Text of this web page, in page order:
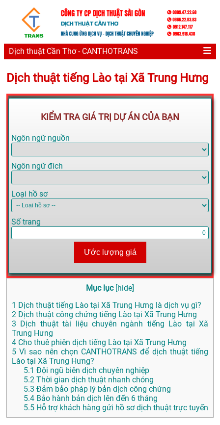
Dịch thuật Cần Thơ - CANTHOTRANS
Dịch thuật tiếng Lào tại Xã Trung Hưng
KIỂM TRA GIÁ TRỊ DỰ ÁN CỦA BẠN
Ngôn ngữ nguồn
Ngôn ngữ đích
Loại hồ sơ
Số trang
Ước lượng giá
Mục lục [hide]
1 Dịch thuật tiếng Lào tại Xã Trung Hưng là dịch vụ gì?
2 Dịch thuật công chứng tiếng Lào tại Xã Trung Hưng
3 Dịch thuật tài liệu chuyên ngành tiếng Lào tại Xã
Trung Hưng
4 Cho thuê phiên dịch tiếng Lào tại Xã Trung Hưng
5 Vì sao nên chọn CANTHOTRANS để dịch thuật tiếng
Lào tại Xã Trung Hưng?
5.1 Đội ngũ biên dịch chuyên nghiệp
5.2 Thời gian dịch thuật nhanh chóng
5.3 Đảm bảo pháp lý bản dịch công chứng
5.4 Bảo hành bản dịch lên đến 6 tháng
5.5 Hỗ trợ khách hàng gửi hồ sơ dịch thuật trực tuyến